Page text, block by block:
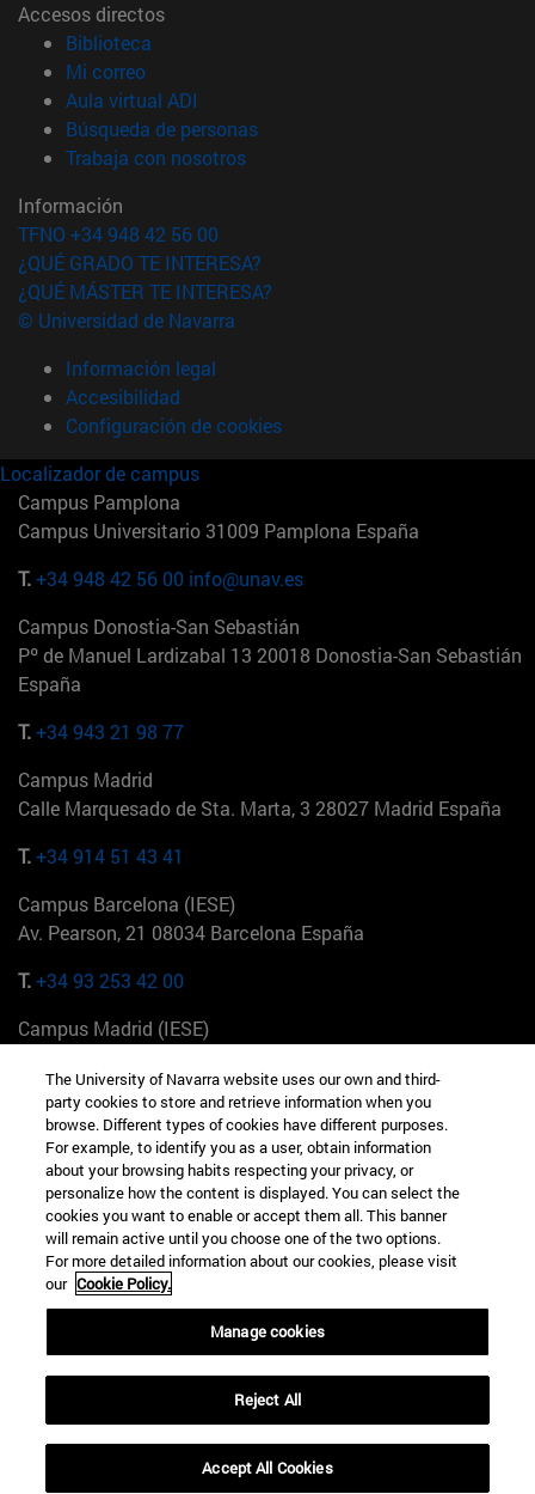
Accesos directos
Biblioteca
Mi correo(abre en nueva ventana)
Aula virtual ADI
Búsqueda de personas(abre en nueva ventana)
Trabaja con nosotros(abre en nueva ventana)
Información
TFNO +34 948 42 56 00
¿QUÉ GRADO TE INTERESA?
¿QUÉ MÁSTER TE INTERESA?
© Universidad de Navarra
Información legal
Accesibilidad
Configuración de cookies
Localizador de campus
Campus Pamplona
Campus Universitario 31009 Pamplona España
T.+34 948 42 56 00 info@unav.es
Campus Donostia-San Sebastián
Pº de Manuel Lardizabal 13 20018 Donostia-San Sebastián
España
T.+34 943 21 98 77
Campus Madrid
Calle Marquesado de Sta. Marta, 3 28027 Madrid España
T.+34 914 51 43 41
Campus Barcelona (IESE)
Av. Pearson, 21 08034 Barcelona España
T.+34 93 253 42 00
Campus Madrid (IESE)
+34 912 11 30 00
Campus Nueva York (IESE)
165 W 57th St 10019-2201 Nueva York EE.UU
+1 646 346 8850
Campus Munich (IESE)
Maria-Theresia-Straße 15 81675 Múnich Alemania
+49 89 24209790
Campus Sao Paulo (IESE)
Rua Martiniano de Carvalho, 573 01321001 Bela Vista Brasil
The University of Navarra website uses our own and third-
party cookies to store and retrieve information when you
browse. Different types of cookies have different purposes.
For example, to identify you as a user, obtain information
about your browsing habits respecting your privacy, or
personalize how the content is displayed. You can select the
cookies you want to enable or accept them all. This banner
will remain active until you choose one of the two options.
For more detailed information about our cookies, please visit
our Cookie Policy.
Manage cookies
Reject All
Accept All Cookies